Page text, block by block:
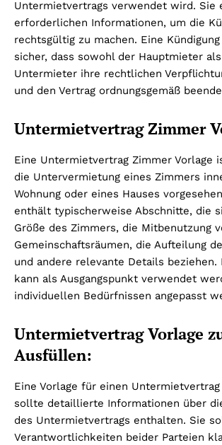
Untermietvertrags verwendet wird. Sie
erforderlichen Informationen, um die
rechtsgültig zu machen. Eine
sicher, dass sowohl der Hauptmieter
Untermieter ihre rechtlichen
und den Vertrag ordnungsgemäß
Untermietvertrag Zimmer
Eine Untermietvertrag Zimmer Vorlage
die Untervermietung eines Zimmers
Wohnung oder eines Hauses
enthält typischerweise Abschnitte, die
Größe des Zimmers, die Mitbenutzung
Gemeinschaftsräumen, die Aufteilung
und andere relevante Details beziehen.
kann als Ausgangspunkt verwendet
individuellen Bedürfnissen angepasst
Untermietvertrag Vorlage
Ausfüllen:
Eine Vorlage für einen
sollte detaillierte Informationen über
des Untermietvertrags enthalten. Sie
Verantwortlichkeiten beider Parteien